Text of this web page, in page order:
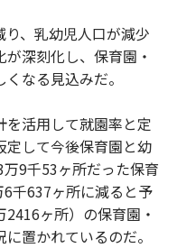
、乳幼児人口が減少
深刻化し、保育園・
なる見込みだ。
活用して就園率と定
定して今後保育園と幼
9千53ヶ所だった保育
千637ヶ所に減ると予
ヶ所）の保育園・
置かれているのだ。